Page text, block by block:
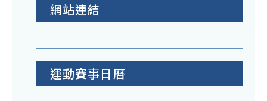
網站連結
運動賽事日曆